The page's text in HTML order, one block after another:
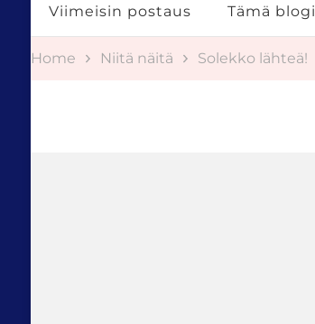
Viimeisin postaus Tämä blogi
Home Niitä näitä Solekko lähteä!